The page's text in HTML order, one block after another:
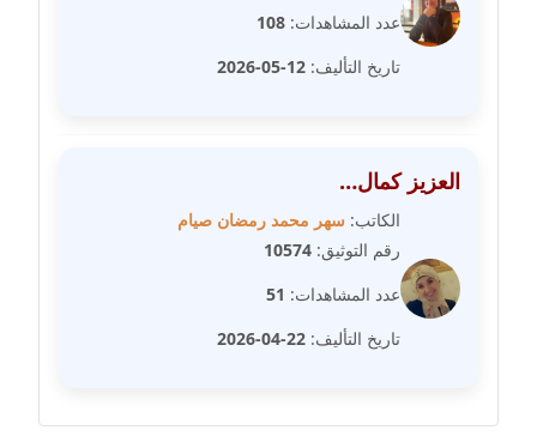
مدونة سمير حماد
عاملة
مدونة سهر صيام
مدونة سهى الضاوي
مدونة سهير عسكر
عدد المشاهدات: 108
تاريخ التأليف: 12-05-2026
العزيز كمال…
الكاتب: سهر محمد رمضان صيام
رقم التوثيق: 10574
عدد المشاهدات: 51
تاريخ التأليف: 22-04-2026